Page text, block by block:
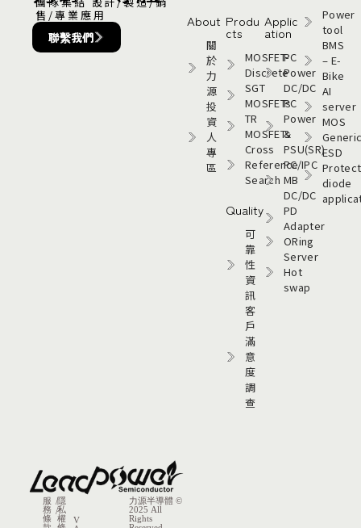
售/專業應用
聯繫我們
About
關
於
力
源
投
資
人
專
區
Produ
cts
MOSFET-
Discrete
SGT
MOSFETs
TR
MOSFETs
Cross
Reference
Search
Quality
可
靠
性
資
訊
客
戶
滿
意
度
調
查
Applic
ation
PC
Power
DC/DC
PC
Power
&
PSU(SR)
PC/IPC
MB
DC/DC
PD
Adapter
ORing
Server
Hot
swap
Power
tool
BMS
– E-
Bike
AI
server
MOS
ESD
diode
服
務
條
/
/
隱
私
權
V
力源半導體 ©
2025 All
Rights